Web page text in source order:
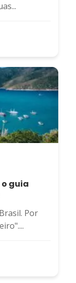
o guia
Por